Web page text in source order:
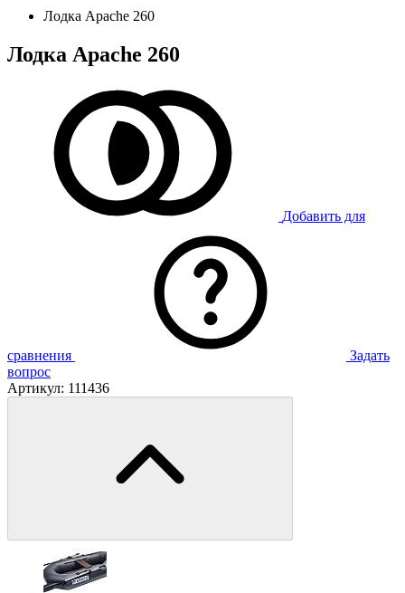
Лодка Apache 260
Лодка Apache 260
Добавить для
сравнения
Задать
вопрос
Артикул: 111436